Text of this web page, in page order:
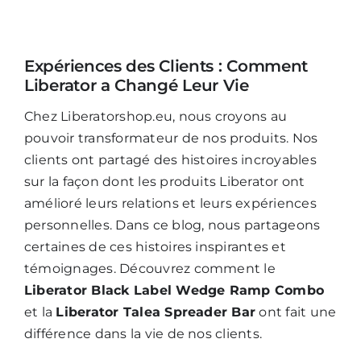
Winkelwagen
Expériences des Clients : Comment
Liberator a Changé Leur Vie
Chez Liberatorshop.eu, nous croyons au
pouvoir transformateur de nos produits. Nos
clients ont partagé des histoires incroyables
sur la façon dont les produits Liberator ont
amélioré leurs relations et leurs expériences
personnelles. Dans ce blog, nous partageons
certaines de ces histoires inspirantes et
témoignages. Découvrez comment le
Liberator Black Label Wedge Ramp Combo
et la Liberator Talea Spreader Bar ont fait une
différence dans la vie de nos clients.